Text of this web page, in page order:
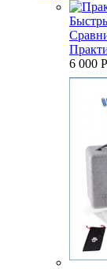
6 000 P